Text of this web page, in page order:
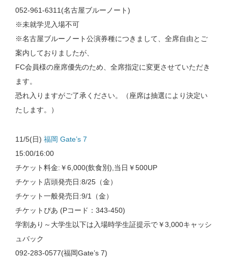
052-961-6311(名古屋ブルーノート)
※未就学児入場不可
※名古屋ブルーノート公演券種につきまして、全席自由とご
案内しておりましたが、
FC会員様の座席優先のため、全席指定に変更させていただき
ます。
恐れ入りますがご了承ください。（座席は抽選により決定い
たします。）
11/5(日) 福岡 Gate’s 7
15:00/16:00
チケット料金:￥6,000(飲食別),当日￥500UP
チケット店頭発売日:8/25（金）
チケット一般発売日:9/1（金）
チケットぴあ (Pコード：343-450)
学割あり～大学生以下は入場時学生証提示で￥3,000キャッシ
ュバック
092-283-0577(福岡Gate’s 7)